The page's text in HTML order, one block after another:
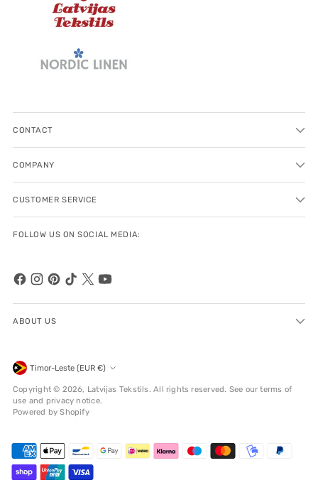
CONTACT
COMPANY
CUSTOMER SERVICE
FOLLOW US ON SOCIAL MEDIA:
ABOUT US
Currency Timor-Leste (EUR €)
Copyright © 2026, Latvijas Tekstils. All rights reserved. See our terms of
use and privacy notice.
Powered by Shopify